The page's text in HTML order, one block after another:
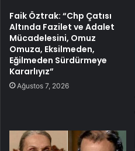
Faik Öztrak: “Chp Çatısı
Altında Fazilet ve Adalet
Mücadelesini, Omuz
Omuza, Eksilmeden,
Eğilmeden Sürdürmeye
Kararlıyız”
Ağustos 7, 2026